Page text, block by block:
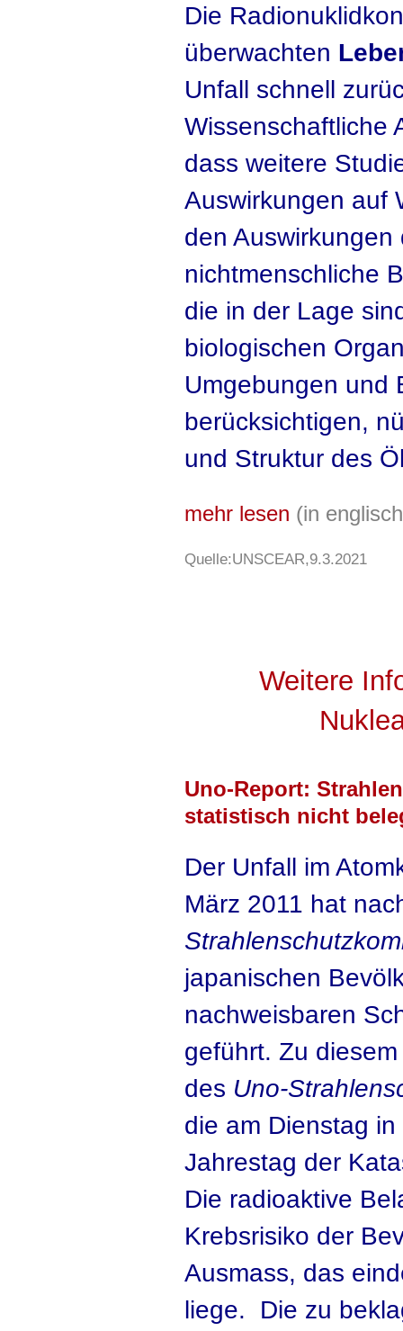
Die
überwachten
Unfall schnell
Wissenschaftliche
dass weitere
Auswirkungen auf
den
nichtmenschliche
die in der Lage
biologischen
Umgebungen und
berücksichtigen,
und Struktur des
mehr lesen (in
Quelle:UNSCEAR,9.3.2021
Weitere
Uno-Report:
statistisch nicht
Der Unfall im
März 2011 hat
japanischen
nachweisbaren
geführt. Zu
des Uno-
die am Dienstag
Jahrestag der
Die radioaktive
Krebsrisiko der
Ausmass, das
liege. Die zu